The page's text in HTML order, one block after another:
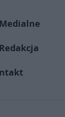
Redakcja